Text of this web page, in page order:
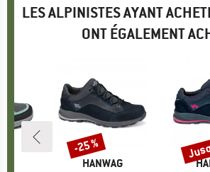
LES ALPINISTES AYANT
ONT ÉGALEMENT
MARQUE
HANWAG
Remise
-25 %